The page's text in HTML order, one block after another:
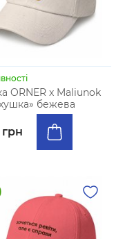
ORNER x Maliunok
бежева
грн